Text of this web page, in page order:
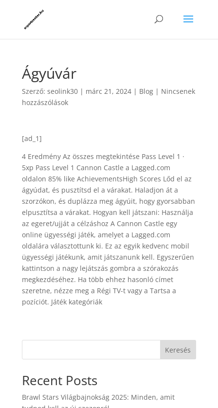
Ágyúvár
Szerző: seolink30| márc 21, 2024| Blog| Nincsenek
hozzászólások
[ad_1]
4 Eredmény Az összes megtekintése Pass Level 1 ·
5xp Pass Level 1 Cannon Castle a Lagged.com
oldalon 85% like AchievementsHigh Scores Lőd el az
ágyúdat, és pusztítsd el a várakat. Haladjon át a
szorzókon, és duplázza meg ágyúit, hogy gyorsabban
elpusztítsa a várakat. Hogyan kell játszani: Használja
az egeret/ujját a célzáshoz A Cannon Castle egy
online ügyességi játék, amelyet a Lagged.com
oldalára választottunk ki. Ez az egyik kedvenc mobil
ügyességi játékunk, amit játszanunk kell. Egyszerűen
kattintson a nagy lejátszás gombra a szórakozás
megkezdéséhez. Ha több ehhez hasonló címet
szeretne, nézze meg a Régi TV-t vagy a Tartsa a
pozíciót. Játék kategóriák
Keresés
Recent Posts
Brawl Stars Világbajnokság 2025: Minden, amit